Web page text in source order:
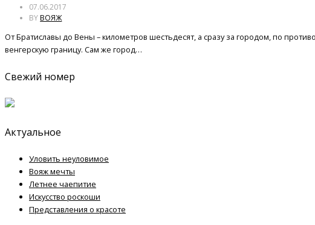
07.06.2017
BYВОЯЖ
От Братиславы до Вены – километров шестьдесят, а сразу за городом, по
венгерскую границу. Сам же город…
Свежий номер
Актуальное
Уловить неуловимое
Вояж мечты
Летнее чаепитие
Искусство роскоши
Представления о красоте